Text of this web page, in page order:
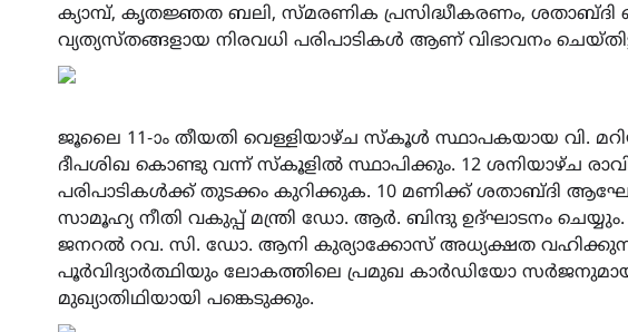
ക്യാമ്പ്, കൃതജ്ഞത ബലി, സ്‌മരണിക പ്രസിദ്ധീകരണം, ശതാബ്ദി
വ്യത്യസ്‌തങ്ങളായ നിരവധി പരിപാടികൾ ആണ് വിഭാവനം
ജൂലൈ 11-ാം തീയതി വെള്ളിയാഴ്‌ച സ്‌കൂൾ സ്ഥാപകയായ വി.
ദീപശിഖ കൊണ്ടു വന്ന് സ്‌കൂളിൽ സ്ഥാപിക്കും. 12 ശനിയാഴ്‌ച
പരിപാടികൾക്ക് തുടക്കം കുറിക്കുക. 10 മണിക്ക് ശതാബ്ദി
സാമൂഹ്യ നീതി വകുപ്പ് മന്ത്രി ഡോ. ആർ. ബിന്ദു ഉദ്ഘാടനം
ജനറൽ റവ. സി. ഡോ. ആനി കുര്യാക്കോസ് അധ്യക്ഷത
പൂർവിദ്യാർത്ഥിയും ലോകത്തിലെ പ്രമുഖ കാർഡിയോ
മുഖ്യാതിഥിയായി പങ്കെടുക്കും.